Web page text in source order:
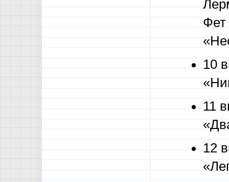
Фет
10
11
12